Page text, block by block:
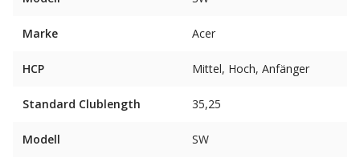
Marke Acer
HCP Mittel, Hoch, Anfänger
Standard Clublength 35,25
Modell SW